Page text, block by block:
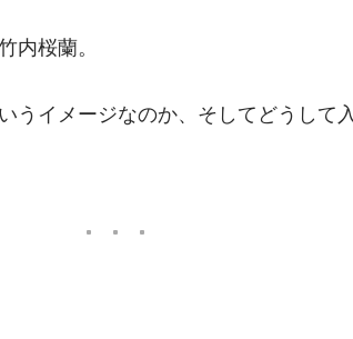
内桜蘭。
うイメージなのか、そしてどうして